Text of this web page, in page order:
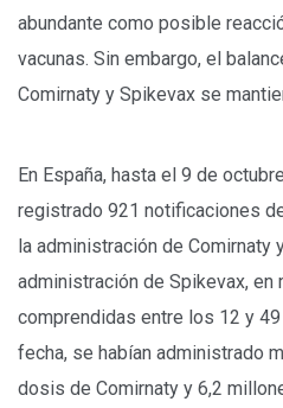
abundante como posible
vacunas. Sin embargo, el
Comirnaty y Spikevax se
En España, hasta el 9 de
registrado 921 notificaciones
la administración de
administración de Spikevax, en
comprendidas entre los 12 y
fecha, se habían administrado
dosis de Comirnaty y 6,2